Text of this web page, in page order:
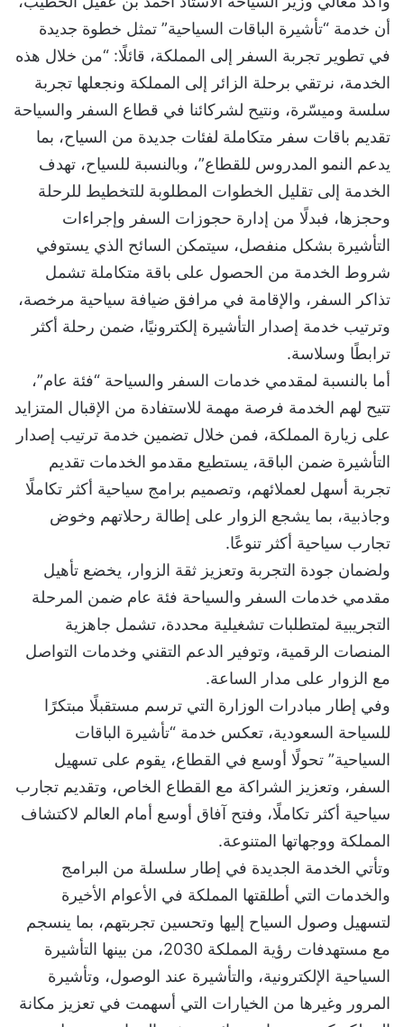
أن خدمة “تأشيرة الباقات السياحية” تمثل خطوة جديدة
في تطوير تجربة السفر إلى المملكة، قائلًا: “من خلال هذه
الخدمة، نرتقي برحلة الزائر إلى المملكة ونجعلها تجربة
سلسة وميسّرة، ونتيح لشركائنا في قطاع السفر والسياحة
تقديم باقات سفر متكاملة لفئات جديدة من السياح، بما
يدعم النمو المدروس للقطاع”، وبالنسبة للسياح، تهدف
الخدمة إلى تقليل الخطوات المطلوبة للتخطيط للرحلة
وحجزها، فبدلًا من إدارة حجوزات السفر وإجراءات
التأشيرة بشكل منفصل، سيتمكن السائح الذي يستوفي
شروط الخدمة من الحصول على باقة متكاملة تشمل
تذاكر السفر، والإقامة في مرافق ضيافة سياحية مرخصة،
وترتيب خدمة إصدار التأشيرة إلكترونيًا، ضمن رحلة أكثر
ترابطًا وسلاسة.​
أما بالنسبة لمقدمي خدمات السفر والسياحة “فئة عام”،
تتيح لهم الخدمة فرصة مهمة للاستفادة من الإقبال المتزايد
على زيارة المملكة، فمن خلال تضمين خدمة ترتيب إصدار
التأشيرة ضمن الباقة، يستطيع مقدمو الخدمات تقديم
تجربة أسهل لعملائهم، وتصميم برامج سياحية أكثر تكاملًا
وجاذبية، بما يشجع الزوار على إطالة رحلاتهم وخوض
تجارب سياحية أكثر تنوعًا.​
ولضمان جودة التجربة وتعزيز ثقة الزوار، يخضع تأهيل
مقدمي خدمات السفر والسياحة فئة عام ضمن المرحلة
التجريبية لمتطلبات تشغيلية محددة، تشمل جاهزية
المنصات الرقمية، وتوفير الدعم التقني وخدمات التواصل
مع الزوار على مدار الساعة.​
وفي إطار مبادرات الوزارة التي ترسم مستقبلًا مبتكرًا
للسياحة السعودية، تعكس خدمة “تأشيرة الباقات
السياحية” تحولًا أوسع في القطاع، يقوم على تسهيل
السفر، وتعزيز الشراكة مع القطاع الخاص، وتقديم تجارب
سياحية أكثر تكاملًا، وفتح آفاق أوسع أمام العالم لاكتشاف
المملكة ووجهاتها المتنوعة.​
وتأتي الخدمة الجديدة في إطار سلسلة من البرامج
والخدمات التي أطلقتها المملكة في الأعوام الأخيرة
لتسهيل وصول السياح إليها وتحسين تجربتهم، بما ينسجم
مع مستهدفات رؤية المملكة 2030، من بينها التأشيرة
السياحية الإلكترونية، والتأشيرة عند الوصول، وتأشيرة
المرور وغيرها من الخيارات التي أسهمت في تعزيز مكانة